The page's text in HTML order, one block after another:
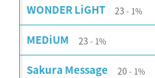
WONDER LiGHT 23 1%
MEDiUM 23 1%
Sakura Message 20 1%